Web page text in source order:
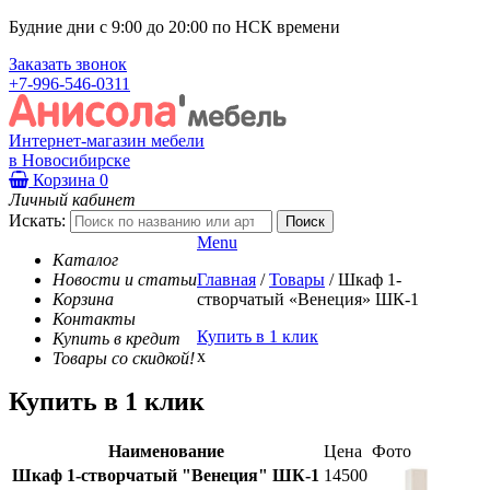
Будние дни с 9:00 до 20:00 по НСК времени
Заказать звонок
+7-996-546-0311
Интернет-магазин мебели
в Новосибирске
Корзина 0
Личный кабинет
Искать:
Каталог
Новости и статьи
Корзина
Контакты
Купить в кредит
Товары со скидкой!
Menu
Главная / Товары / Шкаф 1-
створчатый «Венеция» ШК-1
Купить в 1 клик
x
Купить в 1 клик
Наименование Цена Фото
Шкаф 1-створчатый "Венеция" ШК-1 14500